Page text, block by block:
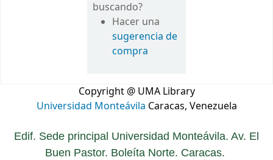
buscando?
Hacer una
sugerencia de
compra
Copyright @ UMA Library
Universidad Monteávila Caracas, Venezuela
Edif. Sede principal Universidad Monteávila. Av. El
Buen Pastor. Boleíta Norte. Caracas.